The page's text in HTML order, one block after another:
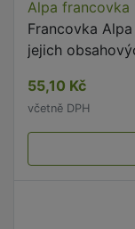
Alpa francovka
Francovka
jejich
55,10 Kč
včetně DPH